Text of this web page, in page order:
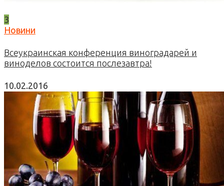
3
Новини
Всеукраинская конференция виноградарей и
виноделов состоится послезавтра!
10.02.2016